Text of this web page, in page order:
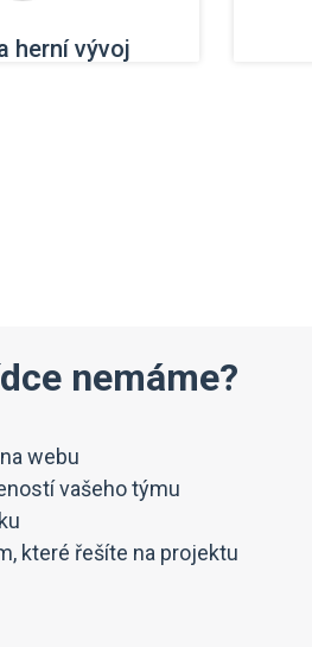
herní vývoj
nemáme?
webu
vašeho týmu
které řešíte na projektu